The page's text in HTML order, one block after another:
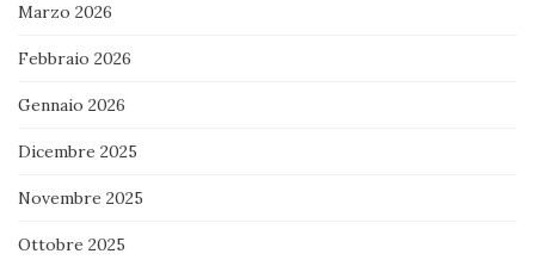
Marzo 2026
Febbraio 2026
Gennaio 2026
Dicembre 2025
Novembre 2025
Ottobre 2025